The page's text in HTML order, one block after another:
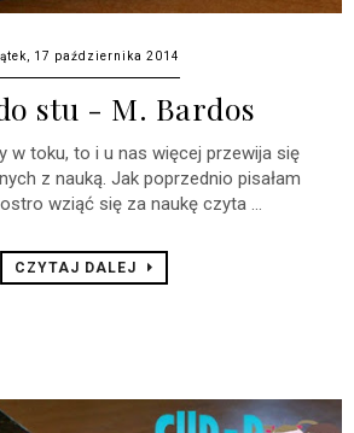
17 października 2014
stu - M. Bardos
w toku, to i u nas więcej przewija się
z nauką. Jak poprzednio pisałam
wziąć się za naukę czyta ...
CZYTAJ DALEJ